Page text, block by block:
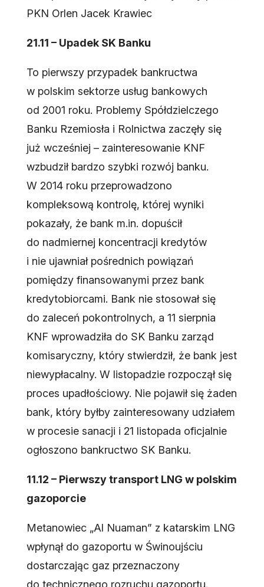
PKN Orlen Jacek Krawiec
21.11 – Upadek SK Banku
To pierwszy przypadek bankructwa
w polskim sektorze usług bankowych
od 2001 roku. Problemy Spółdzielczego
Banku Rzemiosła i Rolnictwa zaczęły się
już wcześniej – zainteresowanie KNF
wzbudził bardzo szybki rozwój banku.
W 2014 roku przeprowadzono
kompleksową kontrolę, której wyniki
pokazały, że bank m.in. dopuścił
do nadmiernej koncentracji kredytów
i nie ujawniał pośrednich powiązań
pomiędzy finansowanymi przez bank
kredytobiorcami. Bank nie stosował się
do zaleceń pokontrolnych, a 11 sierpnia
KNF wprowadziła do SK Banku zarząd
komisaryczny, który stwierdził, że bank jest
niewypłacalny. W listopadzie rozpoczął się
proces upadłościowy. Nie pojawił się żaden
bank, który byłby zainteresowany udziałem
w procesie sanacji i 21 listopada oficjalnie
ogłoszono bankructwo SK Banku.
11.12 – Pierwszy transport LNG w polskim
gazoporcie
Metanowiec „Al Nuaman” z katarskim LNG
wpłynął do gazoportu w Świnoujściu
dostarczając gaz przeznaczony
do technicznego rozruchu gazoportu.